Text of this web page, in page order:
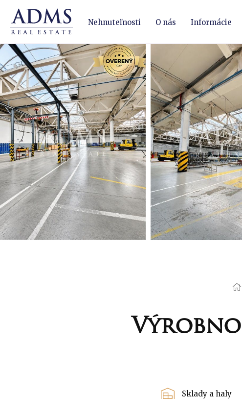
Nehnuteľnosti O nás Informácie
Sklady a haly